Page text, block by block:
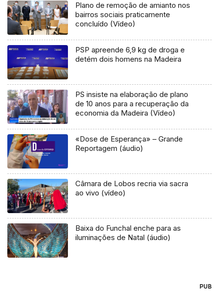
Plano de remoção de amianto nos
bairros sociais praticamente
concluído (Vídeo)
PSP apreende 6,9 kg de droga e
detém dois homens na Madeira
PS insiste na elaboração de plano
de 10 anos para a recuperação da
economia da Madeira (Vídeo)
«Dose de Esperança» – Grande
Reportagem (áudio)
Câmara de Lobos recria via sacra
ao vivo (vídeo)
Baixa do Funchal enche para as
iluminações de Natal (áudio)
PUB